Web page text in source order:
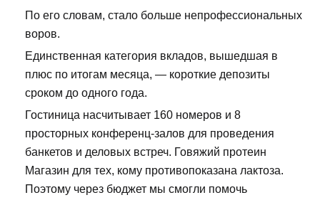
По его словам, стало больше непрофессиональных
воров.
Единственная категория вкладов, вышедшая в
плюс по итогам месяца, — короткие депозиты
сроком до одного года.
Гостиница насчитывает 160 номеров и 8
просторных конференц-залов для проведения
банкетов и деловых встреч. Говяжий протеин
Магазин для тех, кому противопоказана лактоза.
Поэтому через бюджет мы смогли помочь